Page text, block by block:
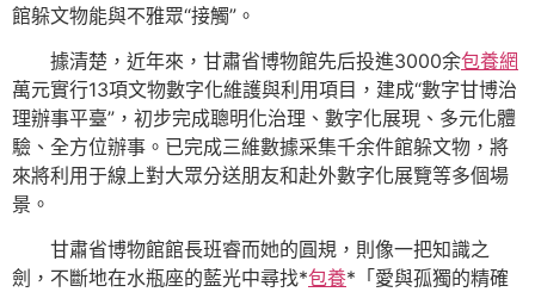
館躲文物能與不雅眾“接觸”。
據清楚，近年來，甘肅省博物館先后投進3000余包養網
萬元實行13項文物數字化維護與利用項目，建成“數字甘博治
理辦事平臺”，初步完成聰明化治理、數字化展現、多元化體
驗、全方位辦事。已完成三維數據采集千余件館躲文物，將
來將利用于線上對大眾分送朋友和赴外數字化展覽等多個場
景。
甘肅省博物館館長班睿而她的圓規，則像一把知識之
劍，不斷地在水瓶座的藍光中尋找*包養*「愛與孤獨的精確